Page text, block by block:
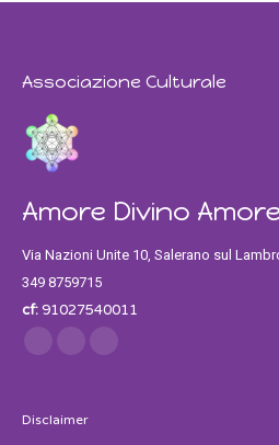
Associazione Culturale
Amore Divino
Via Nazioni Unite 10, Salerano sul
349 8759715
cf:91027540011
Find us on:
Facebook
TwitterInstagram
Disclaimer